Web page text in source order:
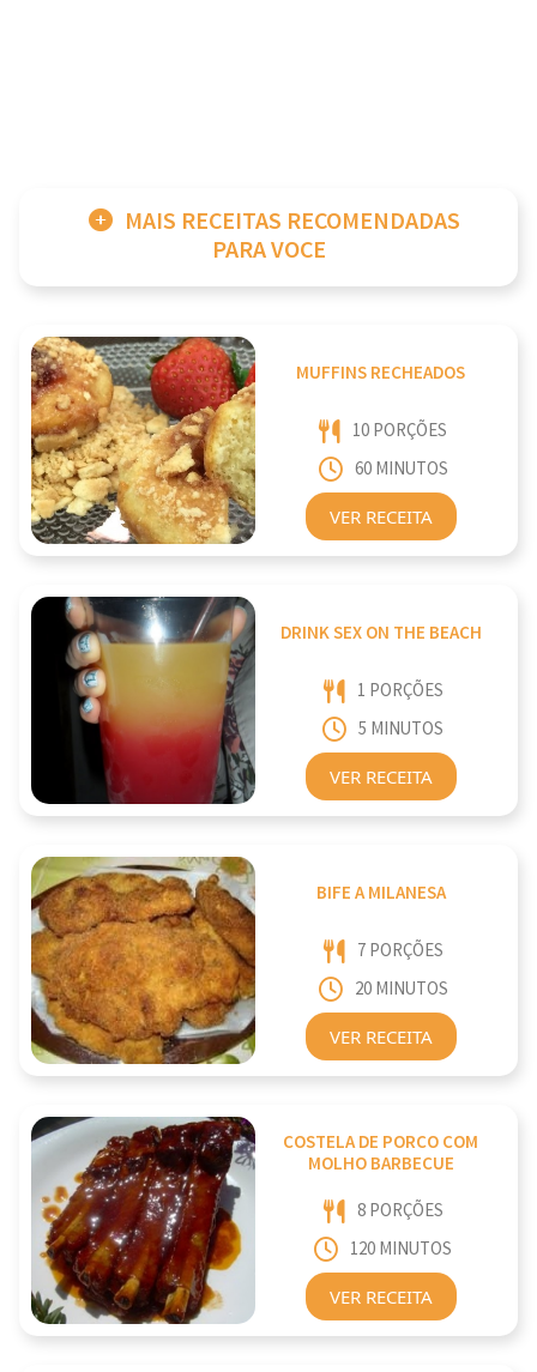
MAIS RECEITAS RECOMENDADAS
PARA VOCE
MUFFINS RECHEADOS
10 PORÇÕES
60 MINUTOS
VER RECEITA
DRINK SEX ON THE BEACH
1 PORÇÕES
5 MINUTOS
VER RECEITA
BIFE A MILANESA
7 PORÇÕES
20 MINUTOS
VER RECEITA
COSTELA DE PORCO COM
MOLHO BARBECUE
8 PORÇÕES
120 MINUTOS
VER RECEITA